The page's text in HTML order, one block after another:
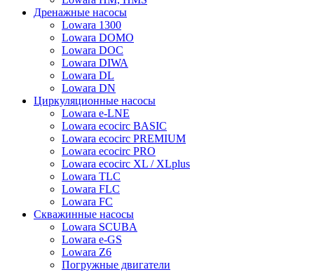
Дренажные насосы
Lowara 1300
Lowara DOMO
Lowara DOC
Lowara DIWA
Lowara DL
Lowara DN
Циркуляционные насосы
Lowara e-LNE
Lowara ecocirc BASIC
Lowara ecocirc PREMIUM
Lowara ecocirc PRO
Lowara ecocirc XL / XLplus
Lowara TLC
Lowara FLC
Lowara FC
Скважинные насосы
Lowara SCUBA
Lowara e-GS
Lowara Z6
Погружные двигатели